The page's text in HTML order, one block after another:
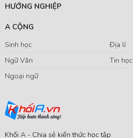
HƯỚNG NGHIỆP
A CỘNG
Sinh học
Địa lí
Ngữ Văn
Tin học
Ngoại ngữ
Khối A - Chia sẻ kiến thức học tập